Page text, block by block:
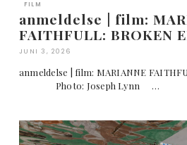
FILM
anmeldelse | film:
FAITHFULL: BROKEN
JUNI 3, 2026
anmeldelse | film: MARIANNE
Photo: Joseph Lynn …